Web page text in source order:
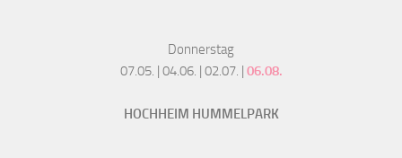
Donnerstag
07.05. | 04.06. | 02.07. | 06.08.
HOCHHEIM HUMMELPARK